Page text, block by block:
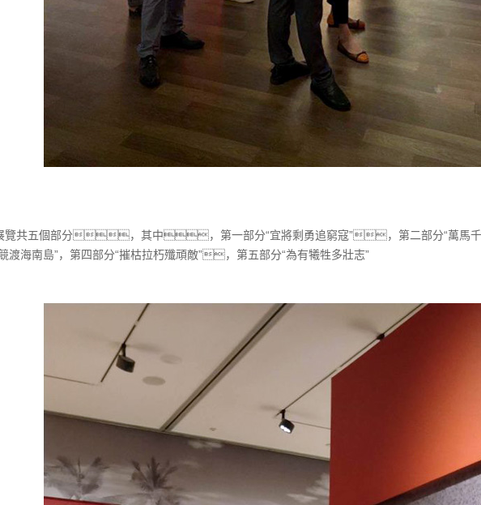
共五個部分，其中，第一部分“宜將剩勇追窮寇”，第二部分“萬馬
渡海南島”，第四部分“摧枯拉朽殲頑敵”，第五部分“為有犧牲多壯志”